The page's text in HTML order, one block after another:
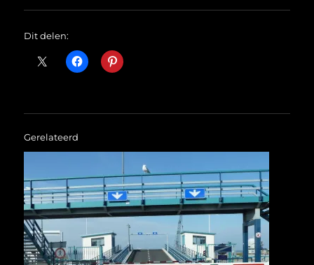
Dit delen:
Gerelateerd